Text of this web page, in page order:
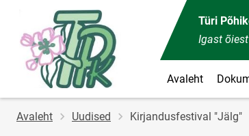
Türi
Igast
Avaleht
Jälglink
Avaleht Uudised Kirjandusfestival "Jälg"